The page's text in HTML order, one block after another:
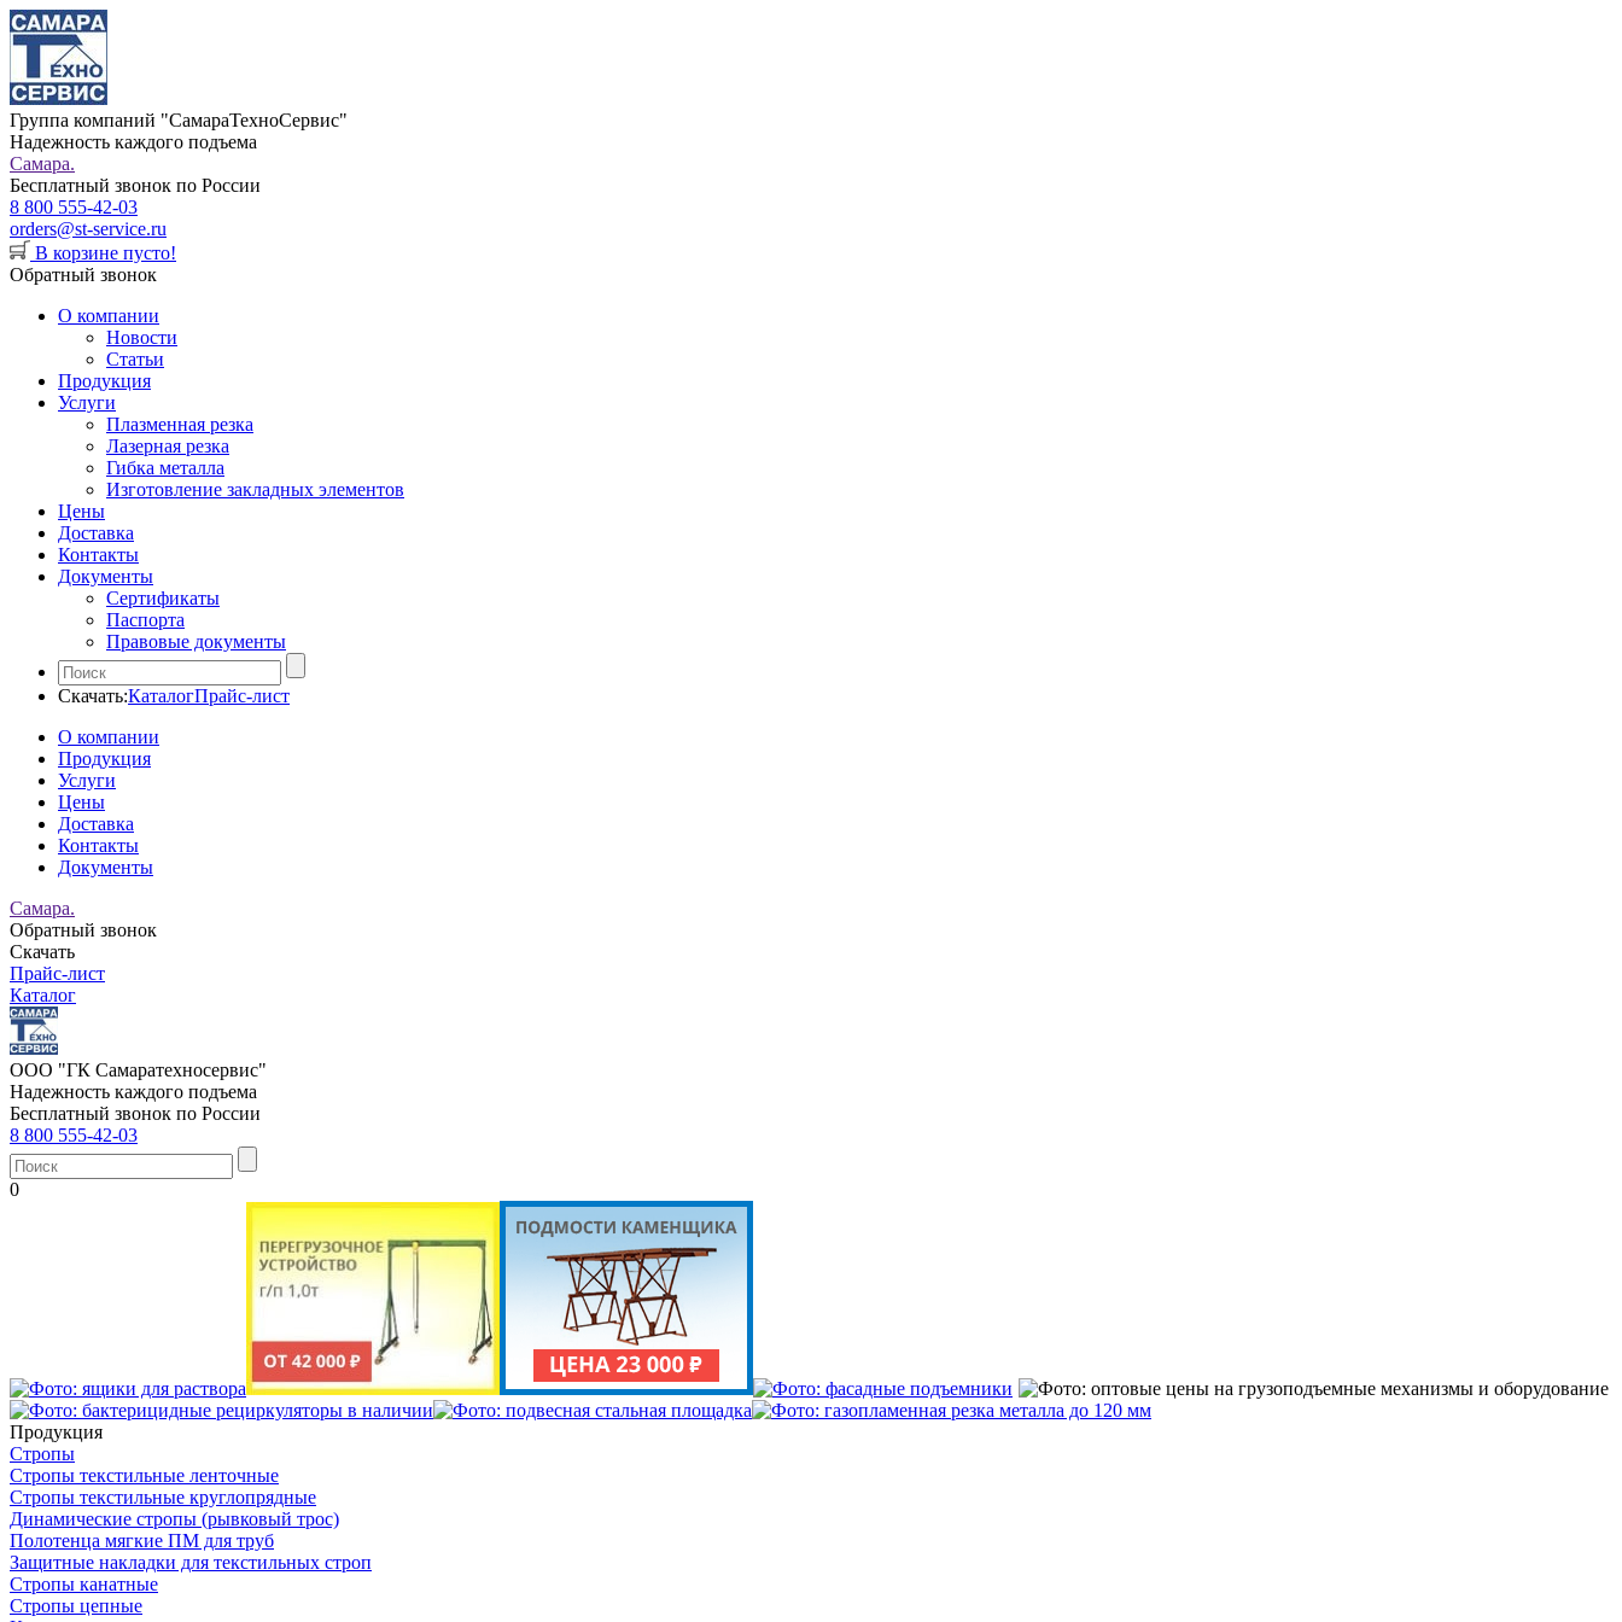
Группа компаний "СамараТехноСервис"
Надежность каждого подъема
Самара.
Бесплатный звонок по России
8 800 555-42-03
orders@st-service.ru
В корзине пусто!
Обратный звонок
О компании
Новости
Статьи
Продукция
Услуги
Плазменная резка
Лазерная резка
Гибка металла
Изготовление закладных элементов
Цены
Доставка
Контакты
Документы
Сертификаты
Паспорта
Правовые документы
Скачать:КаталогПрайс-лист
О компании
Продукция
Услуги
Цены
Доставка
Контакты
Документы
Самара.
Обратный звонок
Скачать
Прайс-лист
Каталог
ООО "ГК Самаратехносервис"
Надежность каждого подъема
Бесплатный звонок по России
8 800 555-42-03
0
Продукция
Стропы
Стропы текстильные ленточные
Стропы текстильные круглопрядные
Динамические стропы (рывковый трос)
Полотенца мягкие ПМ для труб
Защитные накладки для текстильных строп
Стропы канатные
Стропы цепные